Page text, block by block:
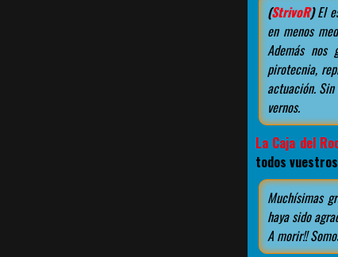
(StrivoR)El
en menos
Además nos
pirotecnia,
actuación.
vernos.
La Caja del
todos
Muchísimas
haya sido
A morir!!